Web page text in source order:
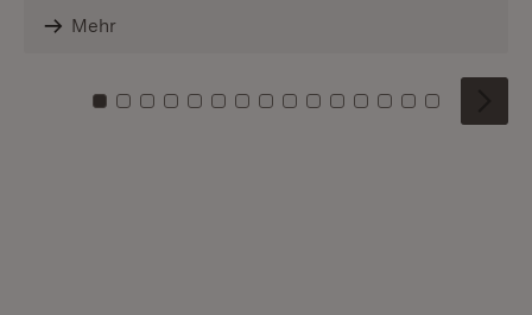
Mehr
Zu Kachel: 0
Zu Kachel: 1
Zu Kachel: 2
Zu Kachel: 3
Zu Kachel: 4
Zu Kachel: 5
Zu Kachel: 6
Zu Kachel: 7
Zu Kachel: 8
Zu Kachel: 9
Zu Kachel: 10
Zu Kachel: 11
Zu Kachel: 12
Zu Kachel:
Zu